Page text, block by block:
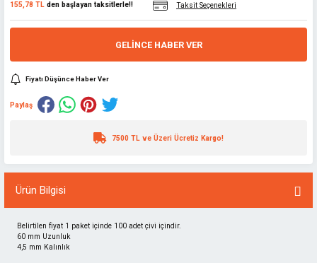
155,78 TL den başlayan taksitlerle!! Taksit Seçenekleri
GELINCE HABER VER
Fiyatı Düşünce Haber Ver
Paylaş
7500 TL ve Üzeri Ücretiz Kargo!
Ürün Bilgisi
Belirtilen fiyat 1 paket içinde 100 adet çivi içindir.
60 mm Uzunluk
4,5 mm Kalınlık